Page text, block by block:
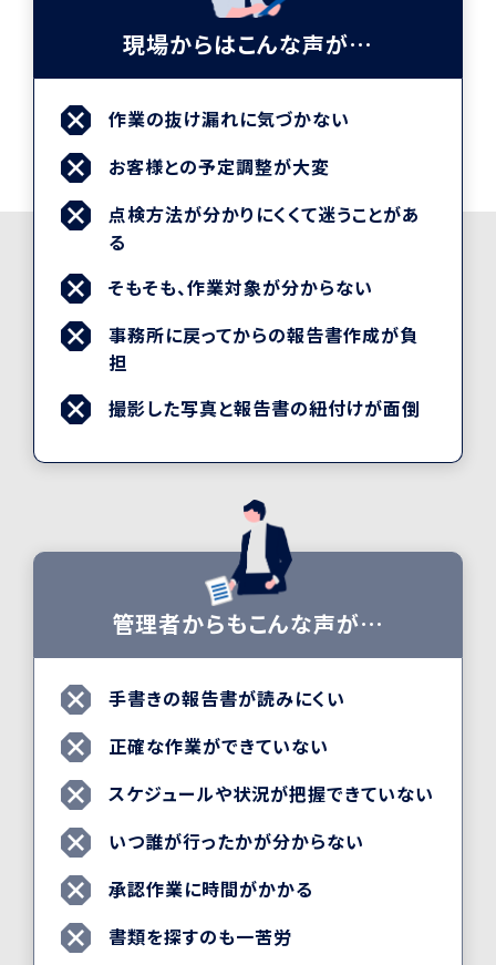
現場からはこんな声が…
作業の抜け漏れに気づかない
お客様との予定調整が大変
点検方法が分かりにくくて迷うことがあ
る
そもそも、作業対象が分からない
事務所に戻ってからの報告書作成が負
担
撮影した写真と報告書の紐付けが面倒
管理者からもこんな声が…
手書きの報告書が読みにくい
正確な作業ができていない
スケジュールや状況が把握できていない
いつ誰が行ったかが分からない
承認作業に時間がかかる
書類を探すのも一苦労